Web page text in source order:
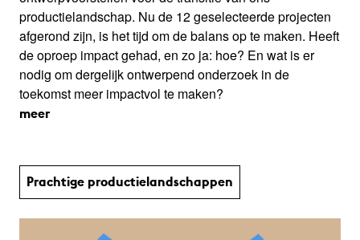
productielandschap. Nu de 12 geselecteerde projecten
afgerond zijn, is het tijd om de balans op te maken. Heeft
de oproep impact gehad, en zo ja: hoe? En wat is er
nodig om dergelijk ontwerpend onderzoek in de
toekomst meer impactvol te maken?
meer
Prachtige productie­land­schap­pen